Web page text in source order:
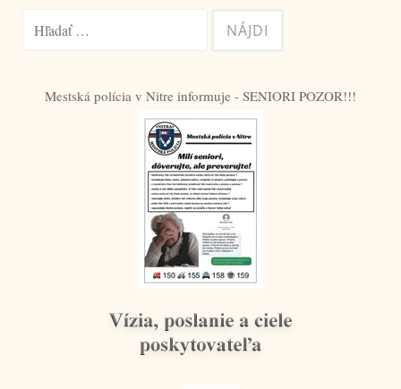
Hľadať:
Mestská polícia v Nitre informuje - SENIORI POZOR!!!